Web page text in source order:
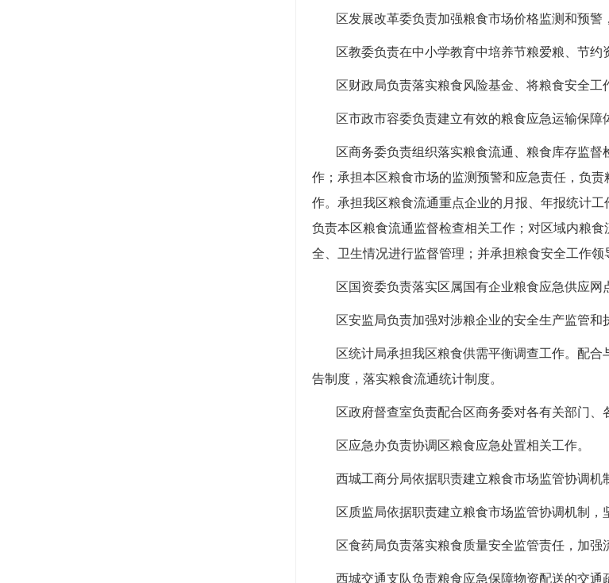
区发展改革委负责加强粮食市场价格监测和预警
区教委负责在中小学教育中培养节粮爱粮、节约
区财政局负责落实粮食风险基金、将粮食安全工
区市政市容委负责建立有效的粮食应急运输保障
区商务委负责组织落实粮食流通、粮食库存监
作；承担本区粮食市场的监测预警和应急责任，负
作。承担我区粮食流通重点企业的月报、年报统计
负责本区粮食流通监督检查相关工作；对区域内粮
全、卫生情况进行监督管理；并承担粮食安全工作领
区国资委负责落实区属国有企业粮食应急供应网
区安监局负责加强对涉粮企业的安全生产监管和
区统计局承担我区粮食供需平衡调查工作。配
告制度，落实粮食流通统计制度。
区政府督查室负责配合区商务委对各有关部门、
区应急办负责协调区粮食应急处置相关工作。
西城工商分局依据职责建立粮食市场监管协调机
区质监局依据职责建立粮食市场监管协调机制，
区食药局负责落实粮食质量安全监管责任，加强
西城交通支队负责粮食应急保障物资配送的交通